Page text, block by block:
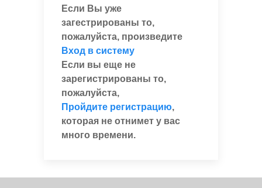
Если Вы уже
загестрированы то,
пожалуйста, произведите
Вход в систему
Если вы еще не
зарегистрированы то,
пожалуйста,
Пройдите регистрацию,
которая не отнимет у вас
много времени.